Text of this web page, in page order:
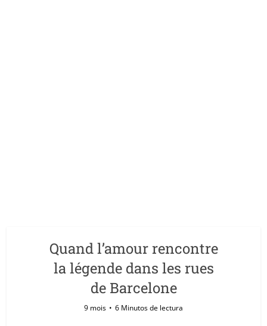
Quand l’amour rencontre
la légende dans les rues
de Barcelone
9 mois 6 Minutos de lectura